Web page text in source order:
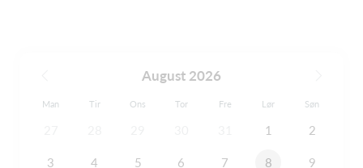
August 2026
Man Tir Ons Tor Fre Lør Søn
1 2
3 4 5 6 7 8 9